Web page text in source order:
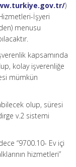
)
İşyeri
menusu
kapsamında
kolay işverenliğe
mümkün
olup, süresi
v.2 sistemi
“9700.10- Ev içi
hizmetleri”